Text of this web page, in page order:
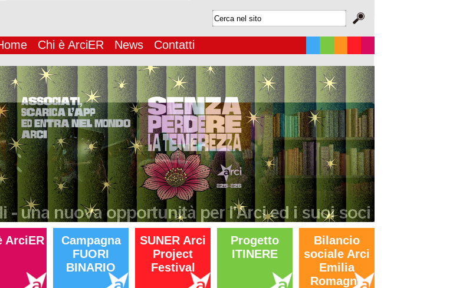
Chi è ArciER News Contatti
ArciER
Campagna
FUORI
BINARIO
SUNER Arci
Project
Festival
Progetto
ITINERE
Bilancio
sociale Arci
Emilia
Romagna